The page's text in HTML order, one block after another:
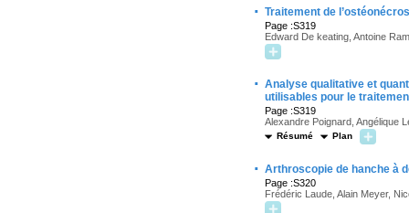
· Traitement de
Page :S319
Edward De keating, Antoine
· Analyse qualitative et
utilisables pour le
Page :S319
Alexandre Poignard, Angélique
Résumé Plan
· Arthroscopie de hanche à
Page :S320
Frédéric Laude, Alain Meyer,